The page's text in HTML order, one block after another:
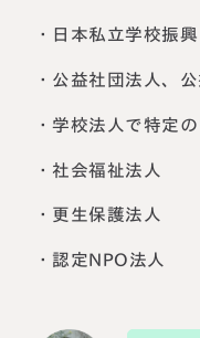
・日本私立学校振
・公益社団法人、
・学校法人で特定
・社会福祉法人
・更生保護法人
・認定NPO法人